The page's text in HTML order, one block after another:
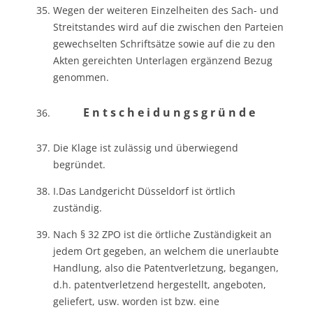
Wegen der weiteren Einzelheiten des Sach- und
Streitstandes wird auf die zwischen den Parteien
gewechselten Schriftsätze sowie auf die zu den
Akten gereichten Unterlagen ergänzend Bezug
genommen.
E n t s c h e i d u n g s g r ü n d e
Die Klage ist zulässig und überwiegend
begründet.
I.Das Landgericht Düsseldorf ist örtlich
zuständig.
Nach § 32 ZPO ist die örtliche Zuständigkeit an
jedem Ort gegeben, an welchem die unerlaubte
Handlung, also die Patentverletzung, begangen,
d.h. patentverletzend hergestellt, angeboten,
geliefert, usw. worden ist bzw. eine